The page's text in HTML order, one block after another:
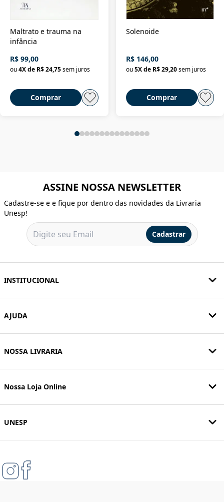
Maltrato e trauma na
infância
R$ 99,00
ou4X de R$ 24,75sem juros
Comprar
Solenoide
R$ 146,00
ou 5X de R$ 29,20 sem juros
Comprar
ASSINE NOSSA NEWSLETTER
Cadastre-se e e fique por dentro das novidades da Livraria
Unesp!
Cadastrar
INSTITUCIONAL
AJUDA
NOSSA LIVRARIA
Nossa Loja Online
UNESP